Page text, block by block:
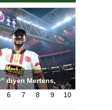
Gururlandırdı
6 7 8 9 10